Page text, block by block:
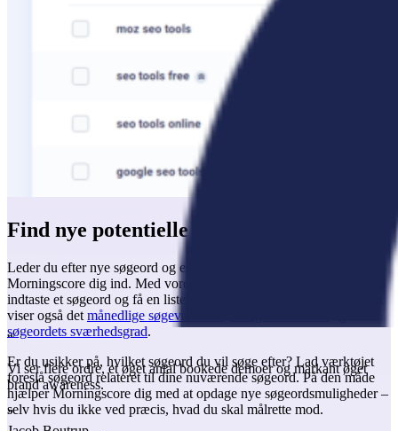
Find nye potentielle søgeord
Leder du efter nye søgeord og emner at målrette mod, så dækker
Morningscore dig ind. Med vores
indtaste et søgeord og få en liste over relaterede søgeord. Værktøjet
viser også det månedlige søgevolumen
søgeordets sværhedsgrad.
Er du usikker på, hvilket søgeord du vil søge efter? Lad værktøjet
foreslå søgeord relateret til dine nuværende søgeord. På den måde
hjælper Morningscore dig med at opdage nye søgeords­muligheder –
selv hvis du ikke ved præcis, hvad du skal målrette mod.
“
Vi ser flere ordre, et øget antal bookede demoer og markant øget
brand awareness.
”